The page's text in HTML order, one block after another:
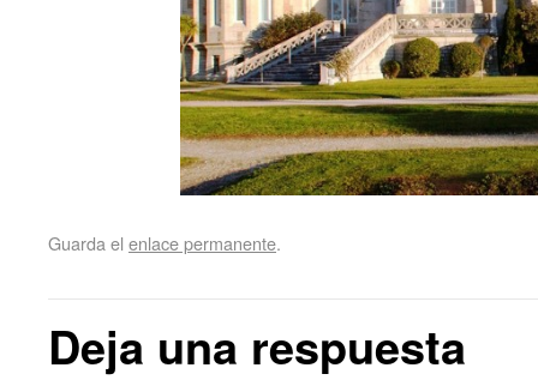
Guarda el enlace permanente.
Deja una respuesta